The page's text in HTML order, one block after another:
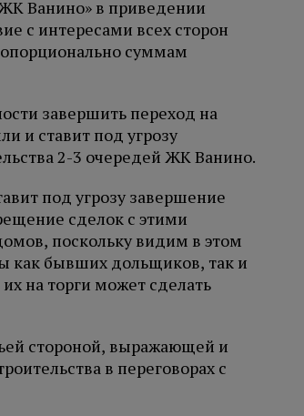
Ванино» в приведении
с интересами всех сторон
суммам
завершить переход на
и ставит под угрозу
2-3 очередей ЖК Ванино.
под угрозу завершение
сделок с этими
поскольку видим в этом
как бывших дольщиков, так и
на торги может сделать
стороной, выражающей и
в переговорах с